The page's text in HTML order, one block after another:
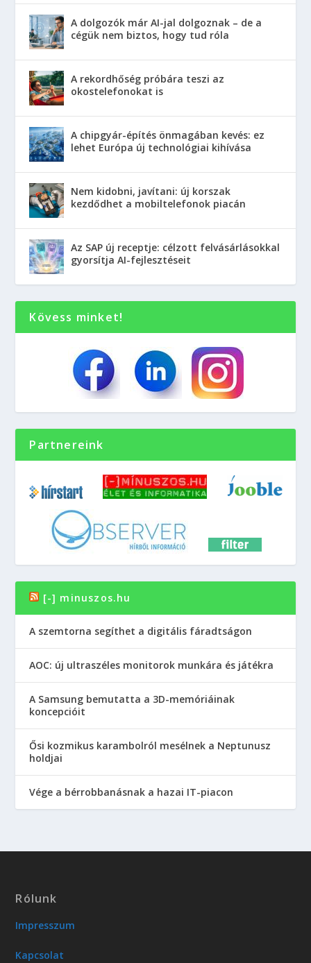
A dolgozók már AI-jal dolgoznak – de a
cégük nem biztos, hogy tud róla
A rekordhőség próbára teszi az
okostelefonokat is
A chipgyár-építés önmagában kevés: ez
lehet Európa új technológiai kihívása
Nem kidobni, javítani: új korszak
kezdődhet a mobiltelefonok piacán
Az SAP új receptje: célzott felvásárlásokkal
gyorsítja AI-fejlesztéseit
Kövess minket!
Partnereink
[-] minuszos.hu
A szemtorna segíthet a digitális fáradtságon
AOC: új ultraszéles monitorok munkára és játékra
A Samsung bemutatta a 3D-memóriáinak
koncepcióit
Ősi kozmikus karambolról mesélnek a Neptunusz
holdjai
Vége a bérrobbanásnak a hazai IT-piacon
Rólunk
Impresszum
Kapcsolat